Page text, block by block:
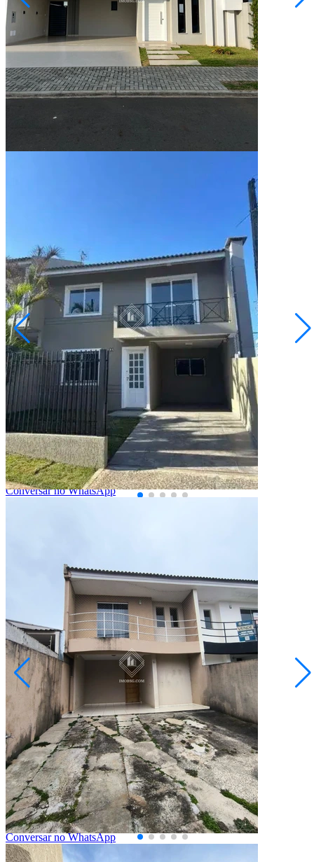
R$ 985.000,00
SOBRADO - Condominio Paysage Doman
2073231.001
3Quartos
163,54
Estrela
R$ 715.000,00
Sobrado Vila Estrela
Ponta Grossa/PR
2073212.001
3 Quartos
1Suíte
2Vagas
110,00Área Privativa (m²)
Conversar no WhatsApp
Neves
R$ 350.000,00
Sobrado - Condomínio Residencial Horizonte
Ponta Grossa/PR
2073188.001
3Quartos
1Suíte
1Vaga
93,00Área Privativa (m²)
Conversar no WhatsApp